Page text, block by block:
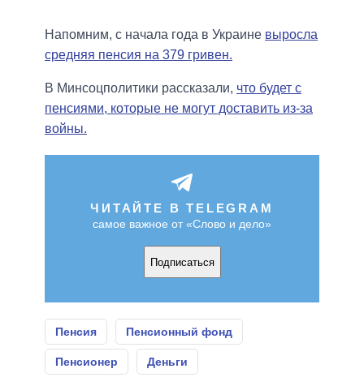
Напомним, с начала года в Украине выросла
средняя пенсия на 379 гривен.
В Минсоцполитики рассказали, что будет с
пенсиями, которые не могут доставить из-за
войны.
ЧИТАЙТЕ В TELEGRAM
самое важное от «Слово и дело»
Подписаться
Пенсия Пенсионный фонд
Пенсионер Деньги